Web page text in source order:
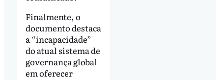
Finalmente, o
documento destaca
a “incapacidade”
do atual sistema de
governança global
em oferecer